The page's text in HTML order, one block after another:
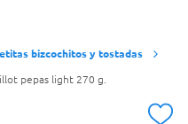
bizcochitos y tostadas
pepas light 270 g.